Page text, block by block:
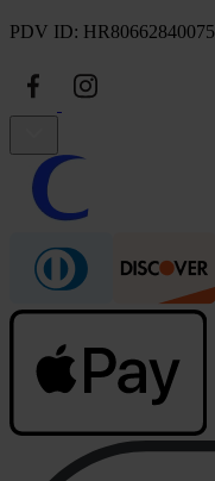
PDV ID: HR80662840075